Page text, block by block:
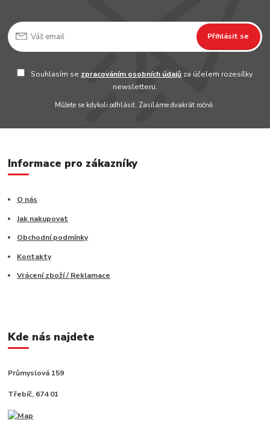
Přihlásit se
Souhlasím se zpracováním osobních údajů za účelem rozesílky
newsletteru.
Můžete se kdykoli odhlásit. Zasíláme dvakrát ročně.
Informace pro zákazníky
O nás
Jak nakupovat
Obchodní podmínky
Kontakty
Vrácení zboží / Reklamace
Kde nás najdete
Průmyslová 159
Třebíč, 674 01